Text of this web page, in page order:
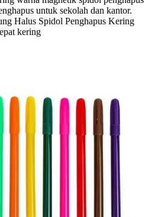
untuk sekolah dan kantor.
Halus Spidol Penghapus Kering
kering